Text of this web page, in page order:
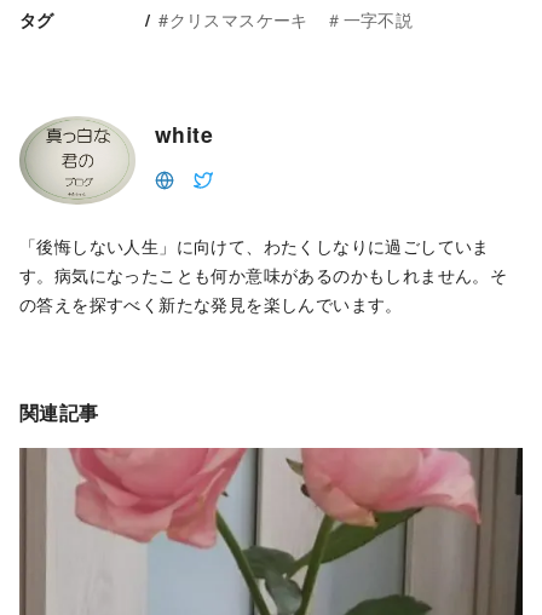
タグ #クリスマスケーキ ＃一字不説
white
「後悔しない人生」に向けて、わたくしなりに過ごしていま
す。病気になったことも何か意味があるのかもしれません。そ
の答えを探すべく新たな発見を楽しんでいます。
関連記事